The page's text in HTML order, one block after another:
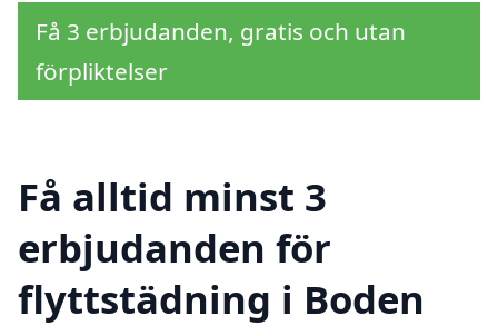
Få 3 erbjudanden, gratis och utan
förpliktelser
Få alltid minst 3
erbjudanden för
flyttstädning i Boden